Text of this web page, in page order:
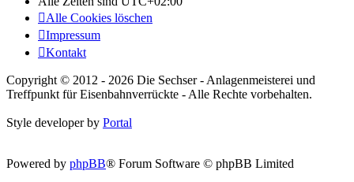
Alle Cookies löschen
Impressum
Kontakt
Copyright © 2012 - 2026 Die Sechser - Anlagenmeisterei und
Treffpunkt für Eisenbahnverrückte - Alle Rechte vorbehalten.
Style developer by Portal
Powered by phpBB® Forum Software © phpBB Limited